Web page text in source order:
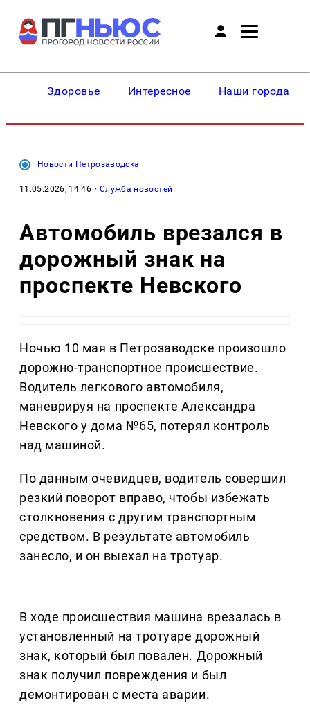
Здоровье Интересное Наши города
Новости Петрозаводска
11.05.2026, 14:46 · Служба новостей
Автомобиль врезался в
дорожный знак на
проспекте Невского
Ночью 10 мая в Петрозаводске произошло
дорожно-транспортное происшествие.
Водитель легкового автомобиля,
маневрируя на проспекте Александра
Невского у дома №65, потерял контроль
над машиной.
По данным очевидцев, водитель совершил
резкий поворот вправо, чтобы избежать
столкновения с другим транспортным
средством. В результате автомобиль
занесло, и он выехал на тротуар.
В ходе происшествия машина врезалась в
установленный на тротуаре дорожный
знак, который был повален. Дорожный
знак получил повреждения и был
демонтирован с места аварии.